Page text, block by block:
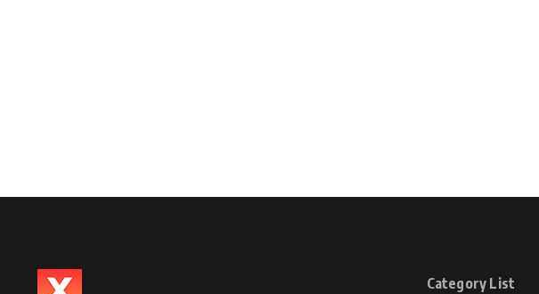
Category List